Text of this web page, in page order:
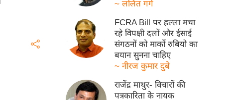
~ ललित गर्ग
FCRA Bill पर हल्ला मचा
रहे विपक्षी दलों और ईसाई
संगठनों को मार्को रुबियो का
बयान सुनना चाहिए
~ नीरज कुमार दुबे
राजेंद्र माथुर- विचारों की
पत्रकारिता के नायक